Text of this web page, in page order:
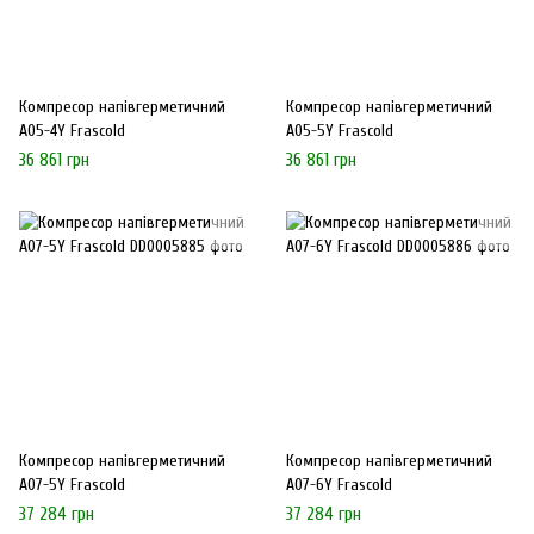
Компресор напівгерметичний
A05-4Y Frascold
36 861 грн
Компресор напівгерметичний
A05-5Y Frascold
36 861 грн
Компресор напівгерметичний
A07-5Y Frascold
37 284 грн
Компресор напівгерметичний
A07-6Y Frascold
37 284 грн